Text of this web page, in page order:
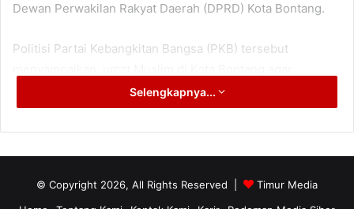
Dewan Perwakilan Rakyat Daerah (DPRD) Kota Bontang.
Politisi Partai Kebangkitan Bangsa (PKB) tersebut
merayakan hari kemenangan dengan penuh khidmat. Dan,
tetap mematuhi anjuran dan imbauan Pemerintah serta
menerapkan protokol kesehatan (prokes) Covid-19.
bisa memberikan vibrasi positif untuk umat Muslim. Sebab
Selengkapnya...
© Copyright 2026, All Rights Reserved |
Timur Media